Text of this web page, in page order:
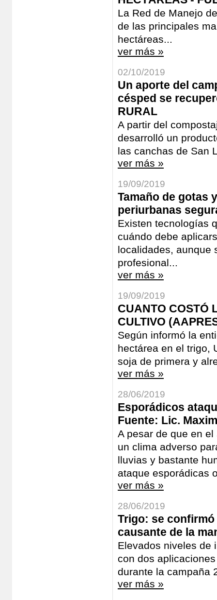
La Red de Manejo
de las principales
hectáreas...
ver más »
02/10/2019
Un aporte del
césped se
RURAL
A partir del
desarrolló un
las canchas de San
ver más »
19/09/2019
Tamaño de gotas
periurbanas
Existen tecnologías
cuándo debe
localidades, aunque
profesional...
ver más »
19/09/2019
CUANTO COSTÓ
CULTIVO
Según informó la
hectárea en el trigo,
soja de primera y
ver más »
28/06/2019
Esporádicos
Fuente: Lic.
A pesar de que en
un clima adverso
lluvias y bastante
ataque esporádicas
ver más »
28/06/2019
Trigo: se
causante de la
Elevados niveles de
con dos
durante la campaña
ver más »